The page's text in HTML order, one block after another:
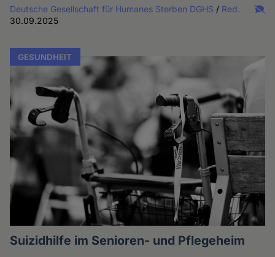
Deutsche Gesellschaft für Humanes Sterben DGHS / Red.
30.09.2025
GESUNDHEIT
Suizidhilfe im Senioren- und Pflegeheim